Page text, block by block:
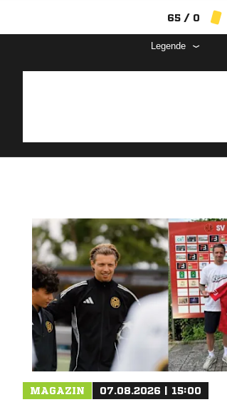
65 / 0
Legende
MAGAZIN 07.08.2026 | 15:00